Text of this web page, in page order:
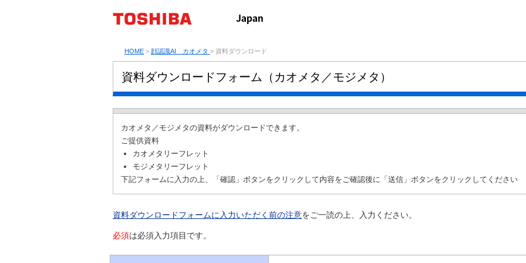
HOME > 顔認識AI カオメタ > 資料ダウンロード
資料ダウンロードフォーム（カオメタ／モジメタ）
カオメタ／モジメタの資料がダウンロードできます。
ご提供資料
カオメタリーフレット
モジメタリーフレット
下記フォームに入力の上、「確認」ボタンをクリックして内容をご確認後に「送信」ボタンをクリックしてください
資料ダウンロードフォームに入力いただく前の注意をご一読の上、入力ください。
必須は必須入力項目です。